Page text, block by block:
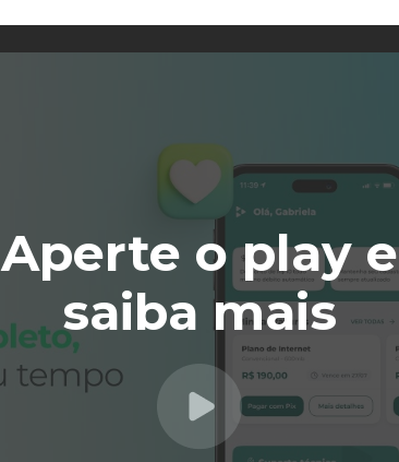
Aperte o play e
saiba mais